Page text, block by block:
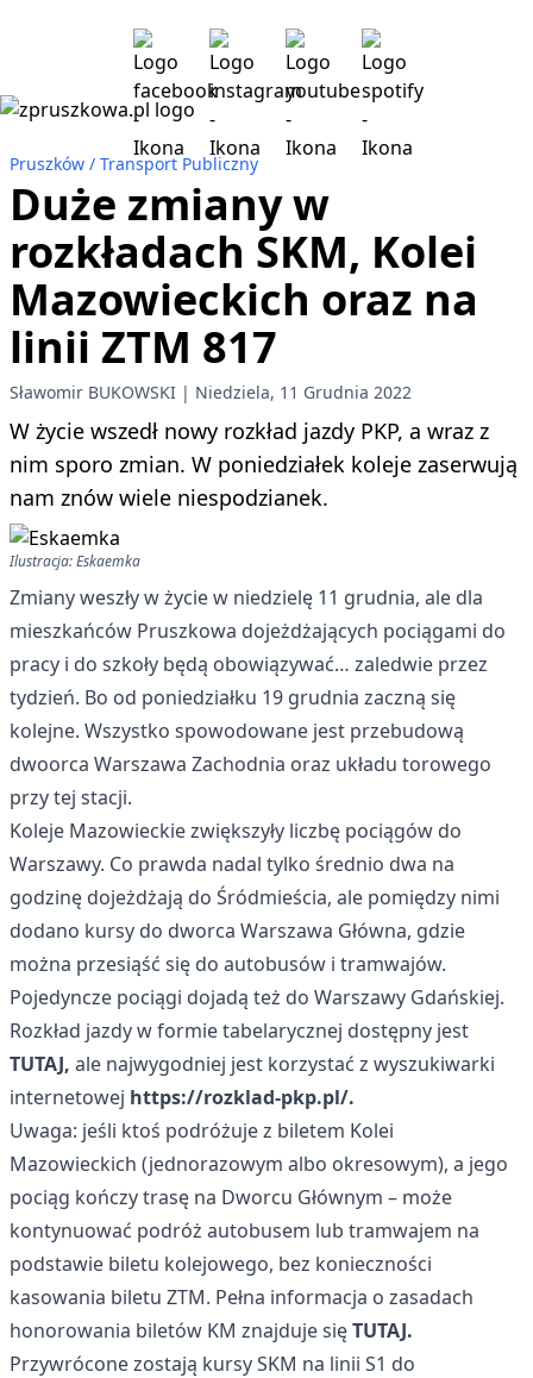
Pruszków Transport Publiczny
Duże zmiany w
rozkładach SKM, Kolei
Mazowieckich oraz na
linii ZTM 817
Sławomir BUKOWSKI Niedziela, 11 Grudnia 2022
W życie wszedł nowy rozkład jazdy PKP, a wraz z
nim sporo zmian. W poniedziałek koleje zaserwują
nam znów wiele niespodzianek.
Ilustracja: Eskaemka
Zmiany weszły w życie w niedzielę 11 grudnia, ale dla
mieszkańców Pruszkowa dojeżdżających pociągami do
pracy i do szkoły będą obowiązywać… zaledwie przez
tydzień. Bo od poniedziałku 19 grudnia zaczną się
kolejne. Wszystko spowodowane jest przebudową
dwoorca Warszawa Zachodnia oraz układu torowego
przy tej stacji.
Koleje Mazowieckie zwiększyły liczbę pociągów do
Warszawy. Co prawda nadal tylko średnio dwa na
godzinę dojeżdżają do Śródmieścia, ale pomiędzy nimi
dodano kursy do dworca Warszawa Główna, gdzie
można przesiąść się do autobusów i tramwajów.
Pojedyncze pociągi dojadą też do Warszawy Gdańskiej.
Rozkład jazdy w formie tabelarycznej dostępny jest
TUTAJ, ale najwygodniej jest korzystać z wyszukiwarki
internetowej https://rozklad-pkp.pl/.
Uwaga: jeśli ktoś podróżuje z biletem Kolei
Mazowieckich (jednorazowym albo okresowym), a jego
pociąg kończy trasę na Dworcu Głównym – może
kontynuować podróż autobusem lub tramwajem na
podstawie biletu kolejowego, bez konieczności
kasowania biletu ZTM. Pełna informacja o zasadach
honorowania biletów KM znajduje sięTUTAJ.
Przywrócone zostają kursy SKM na linii S1 do